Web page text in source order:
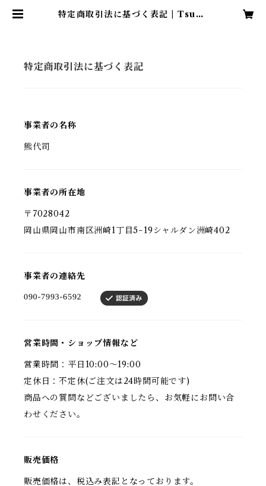
特定商取引法に基づく表記 | Tsuka
特定商取引法に基づく表記
事業者の名称
熊代司
事業者の所在地
〒7028042
岡山県岡山市南区洲崎1丁目5−19シャルダン洲崎402
事業者の連絡先
営業時間・ショップ情報など
営業時間：平日10:00〜19:00
定休日：不定休(ご注文は24時間可能です)
商品への質問などございましたら、お気軽にお問い合
わせください。
販売価格
販売価格は、税込み表記となっております。